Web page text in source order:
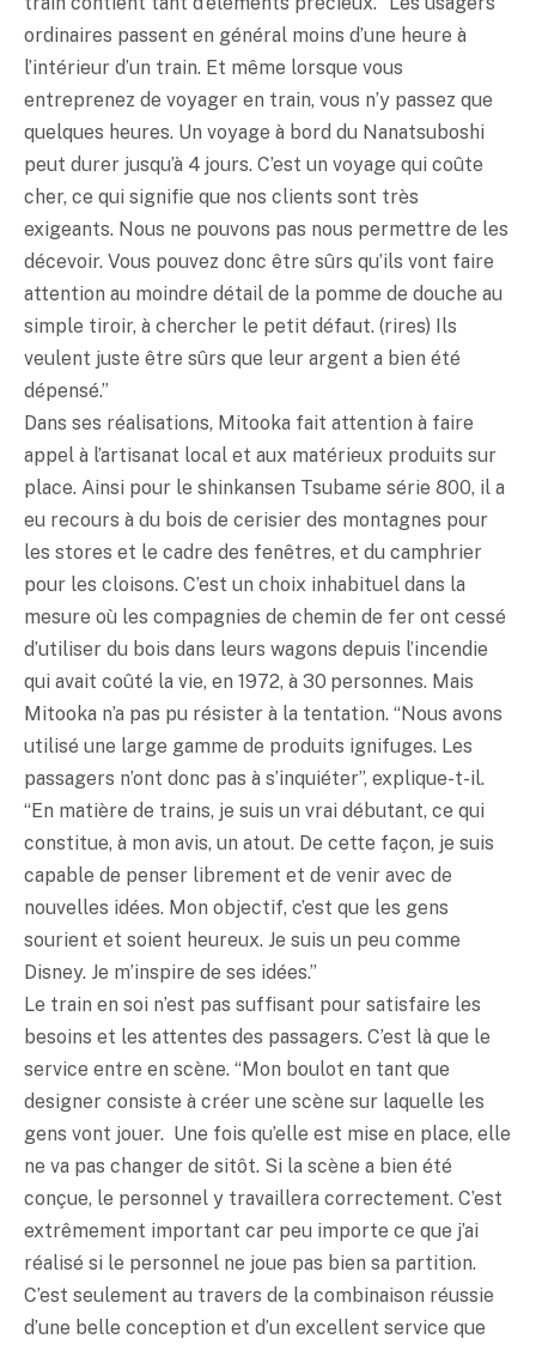
ordinaires passent en général moins d’une heure à
l’intérieur d’un train. Et même lorsque vous
entreprenez de voyager en train, vous n’y passez que
quelques heures. Un voyage à bord du Nanatsuboshi
peut durer jusqu’à 4 jours. C’est un voyage qui coûte
cher, ce qui signifie que nos clients sont très
exigeants. Nous ne pouvons pas nous permettre de les
décevoir. Vous pouvez donc être sûrs qu’ils vont faire
attention au moindre détail de la pomme de douche au
simple tiroir, à chercher le petit défaut. (rires) Ils
veulent juste être sûrs que leur argent a bien été
dépensé.”
Dans ses réalisations, Mitooka fait attention à faire
appel à l’artisanat local et aux matérieux produits sur
place. Ainsi pour le shinkansen Tsubame série 800, il a
eu recours à du bois de cerisier des montagnes pour
les stores et le cadre des fenêtres, et du camphrier
pour les cloisons. C’est un choix inhabituel dans la
mesure où les compagnies de chemin de fer ont cessé
d’utiliser du bois dans leurs wagons depuis l’incendie
qui avait coûté la vie, en 1972, à 30 personnes. Mais
Mitooka n’a pas pu résister à la tentation. “Nous avons
utilisé une large gamme de produits ignifuges. Les
passagers n’ont donc pas à s’inquiéter”, explique-t-il.
“En matière de trains, je suis un vrai débutant, ce qui
constitue, à mon avis, un atout. De cette façon, je suis
capable de penser librement et de venir avec de
nouvelles idées. Mon objectif, c’est que les gens
sourient et soient heureux. Je suis un peu comme
Disney. Je m’inspire de ses idées.”
Le train en soi n’est pas suffisant pour satisfaire les
besoins et les attentes des passagers. C’est là que le
service entre en scène. “Mon boulot en tant que
designer consiste à créer une scène sur laquelle les
gens vont jouer. Une fois qu’elle est mise en place, elle
ne va pas changer de sitôt. Si la scène a bien été
conçue, le personnel y travaillera correctement. C’est
extrêmement important car peu importe ce que j’ai
réalisé si le personnel ne joue pas bien sa partition.
C’est seulement au travers de la combinaison réussie
d’une belle conception et d’un excellent service que